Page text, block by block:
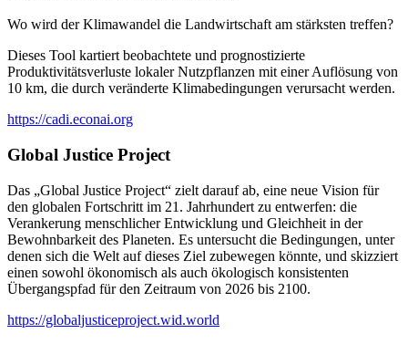
Wo wird der Klimawandel die Landwirtschaft am stärksten treffen?
Dieses Tool kartiert beobachtete und prognostizierte
Produktivitätsverluste lokaler Nutzpflanzen mit einer Auflösung von
10 km, die durch veränderte Klimabedingungen verursacht werden.
https://cadi.econai.org
Global Justice Project
Das „Global Justice Project“ zielt darauf ab, eine neue Vision für
den globalen Fortschritt im 21. Jahrhundert zu entwerfen: die
Verankerung menschlicher Entwicklung und Gleichheit in der
Bewohnbarkeit des Planeten. Es untersucht die Bedingungen, unter
denen sich die Welt auf dieses Ziel zubewegen könnte, und skizziert
einen sowohl ökonomisch als auch ökologisch konsistenten
Übergangspfad für den Zeitraum von 2026 bis 2100.
https://globaljusticeproject.wid.world